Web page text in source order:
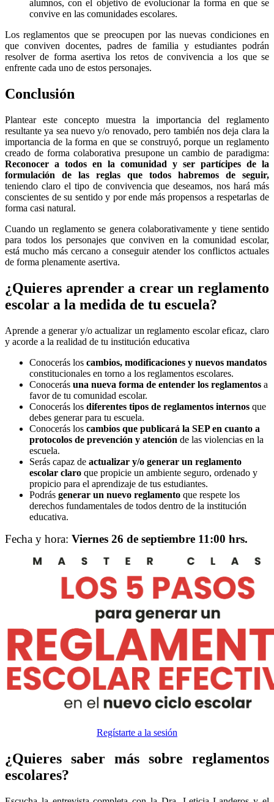
alumnos, con el objetivo de evolucionar la forma en que se
convive en las comunidades escolares.
Los reglamentos que se preocupen por las nuevas condiciones en
que conviven docentes, padres de familia y estudiantes podrán
resolver de forma asertiva los retos de convivencia a los que se
enfrente cada uno de estos personajes.
Conclusión
Plantear este concepto muestra la importancia del reglamento
resultante ya sea nuevo y/o renovado, pero también nos deja clara la
importancia de la forma en que se construyó, porque un reglamento
creado de forma colaborativa presupone un cambio de paradigma:
Reconocer a todos en la comunidad y ser partícipes de la
formulación de las reglas que todos habremos de seguir,
teniendo claro el tipo de convivencia que deseamos, nos hará más
conscientes de su sentido y por ende más propensos a respetarlas de
forma casi natural.
Cuando un reglamento se genera colaborativamente y tiene sentido
para todos los personajes que conviven en la comunidad escolar,
está mucho más cercano a conseguir atender los conflictos actuales
de forma plenamente asertiva.
¿Quieres aprender a crear un reglamento
escolar a la medida de tu escuela?
Aprende a generar y/o actualizar un reglamento escolar eficaz, claro
y acorde a la realidad de tu institución educativa
Conocerás los cambios, modificaciones y nuevos mandatos
constitucionales en torno a los reglamentos escolares.
Conocerás una nueva forma de entender los reglamentos a
favor de tu comunidad escolar.
Conocerás los diferentes tipos de reglamentos internos que
debes generar para tu escuela.
Conocerás los cambios que publicará la SEP en cuanto a
protocolos de prevención y atención de las violencias en la
escuela.
Serás capaz de actualizar y/o generar un reglamento
escolar claro que propicie un ambiente seguro, ordenado y
propicio para el aprendizaje de tus estudiantes.
Podrás generar un nuevo reglamento que respete los
derechos fundamentales de todos dentro de la institución
educativa.
Fecha y hora: Viernes 26 de septiembre 11:00 hrs.
Regístarte a la sesión
¿Quieres saber más sobre reglamentos
escolares?